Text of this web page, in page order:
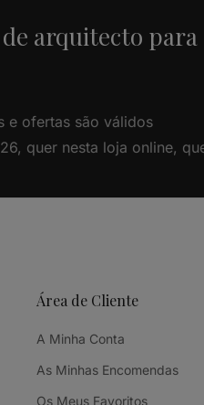
arquitecto
e ofertas são válidos
quer nesta loja online,
Área de Cliente
A Minha Conta
As Minhas Encomendas
Os Meus Favoritos